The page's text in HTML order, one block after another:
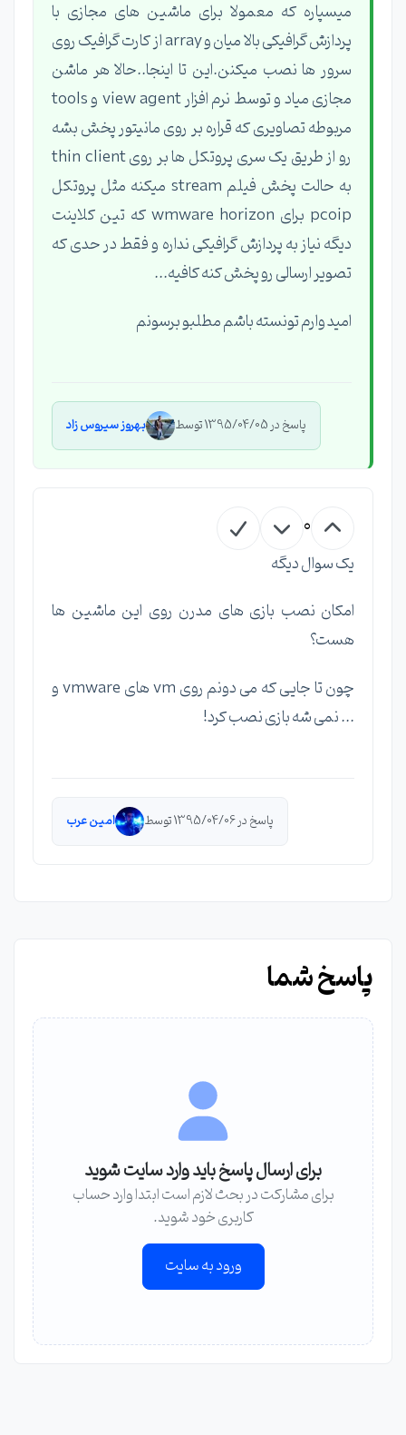
میسپاره که معمولا برای ماشین های مجازی با
پردازش گرافیکی بالا میان و array از کارت گرافیک روی
سرور ها نصب میکنن.این تا اینجا..حالا هر ماشن
مجازی میاد و توسط نرم افزار view agent و tools
مربوطه تصاویری که قراره بر روی مانیتور پخش بشه
رو از طریق یک سری پروتکل ها بر روی thin client
به حالت پخش فیلم stream میکنه مثل پروتکل
pcoip برای wmware horizon که تین کلاینت
دیگه نیاز به پردازش گرافیکی نداره و فقط در حدی که
تصویر ارسالی رو پخش کنه کافیه...
امید وارم تونسته باشم مطلبو برسونم
پاسخ در 1395/04/05 توسط بهروز سیروس زاد
0
یک سوال دیگه
امکان نصب بازی های مدرن روی این ماشین ها
هست؟
چون تا جایی که می دونم روی vm های vmware و
... نمی شه بازی نصب کرد!
پاسخ در 1395/04/06 توسط امین عرب
پاسخ شما
برای ارسال پاسخ باید وارد سایت شوید
برای مشارکت در بحث لازم است ابتدا وارد حساب
کاربری خود شوید.
ورود به سایت